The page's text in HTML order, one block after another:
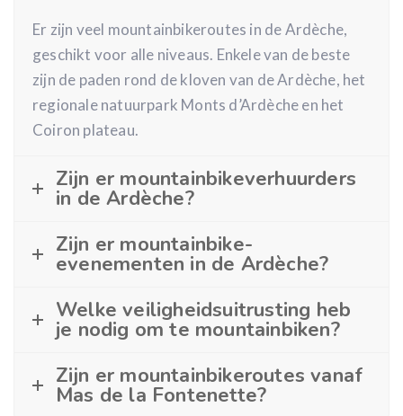
Er zijn veel mountainbikeroutes in de Ardèche,
geschikt voor alle niveaus. Enkele van de beste
zijn de paden rond de kloven van de Ardèche, het
regionale natuurpark Monts d’Ardèche en het
Coiron plateau.
Zijn er mountainbikeverhuurders
in de Ardèche?
Zijn er mountainbike-
evenementen in de Ardèche?
Welke veiligheidsuitrusting heb
je nodig om te mountainbiken?
Zijn er mountainbikeroutes vanaf
Mas de la Fontenette?